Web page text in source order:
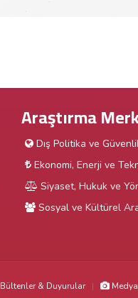
Araştırma
Dış Politika ve
Ekonomi, Enerji ve
Siyaset, Hukuk ve
Sosyal ve Kültürel
Bültenler & Duyurular